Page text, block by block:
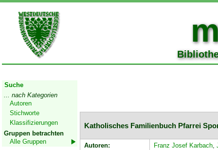
Suche
... nach Kategorien
Autoren
Stichworte
Klassifizierungen
Gruppen betrachten
Alle Gruppen
Katholisches Familienbuch Pfarrei
Autoren: Franz Josef Karbach,